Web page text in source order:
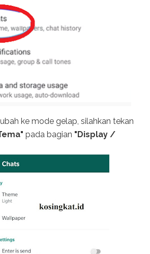
ke mode gelap, silahkan tekan
pada bagian "Display /